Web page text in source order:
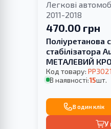
Легкові
2011-2018
470.00 грн
Поліуретанова
стабілізатора
МЕТАЛЕВИЙ
Код товару:
В наявності:15шт.
В один клік
У